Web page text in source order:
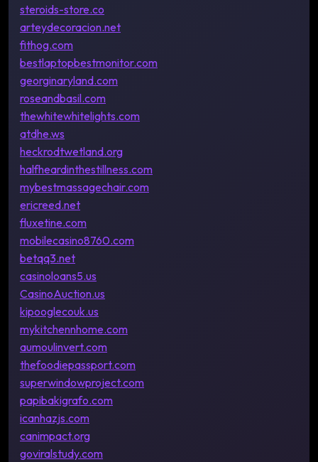
steroids-store.co
arteydecoracion.net
fithog.com
bestlaptopbestmonitor.com
georginaryland.com
roseandbasil.com
thewhitewhitelights.com
atdhe.ws
heckrodtwetland.org
halfheardinthestillness.com
mybestmassagechair.com
ericreed.net
fluxetine.com
mobilecasino8760.com
betqq3.net
casinoloans5.us
CasinoAuction.us
kipooglecouk.us
mykitchennhome.com
aumoulinvert.com
thefoodiepassport.com
superwindowproject.com
papibakigrafo.com
icanhazjs.com
canimpact.org
goviralstudy.com